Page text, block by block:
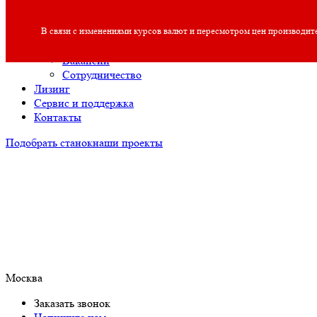
В связи с изменениями курсов валют и пересмотром цен
О компании
Вакансии
Сотрудничество
Лизинг
Сервис и поддержка
Контакты
Подобрать станокнаши проекты
Москва
Заказать звонок